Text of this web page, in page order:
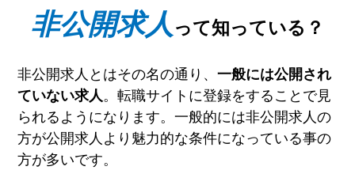
非公開求人って知っている？
非公開求人とはその名の通り、一般には公開され
ていない求人。転職サイトに登録をすることで見
られるようになります。一般的には非公開求人の
方が公開求人より魅力的な条件になっている事の
方が多いです。